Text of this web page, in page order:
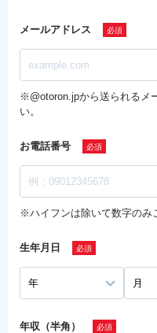
メールアドレス
※@otoron.jpから送られるメ
い。
お電話番号
※ハイフンは除いて数字のみ
生年月日
年収（半角）